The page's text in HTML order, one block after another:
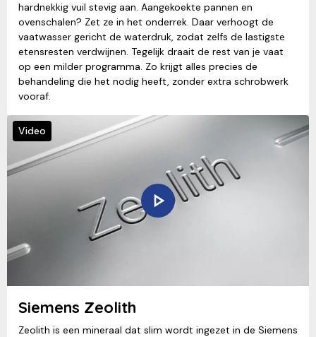
hardnekkig vuil stevig aan. Aangekoekte pannen en
ovenschalen? Zet ze in het onderrek. Daar verhoogt de
vaatwasser gericht de waterdruk, zodat zelfs de lastigste
etensresten verdwijnen. Tegelijk draait de rest van je vaat
op een milder programma. Zo krijgt alles precies de
behandeling die het nodig heeft, zonder extra schrobwerk
vooraf.
Video
Siemens Zeolith
Zeolith is een mineraal dat slim wordt ingezet in de Siemens